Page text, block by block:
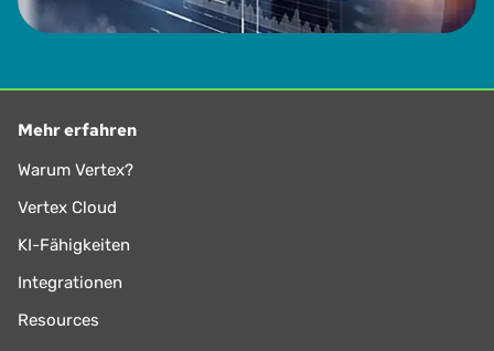
Mehr erfahren
Warum Vertex?
Vertex Cloud
KI-Fähigkeiten
Integrationen
Resources